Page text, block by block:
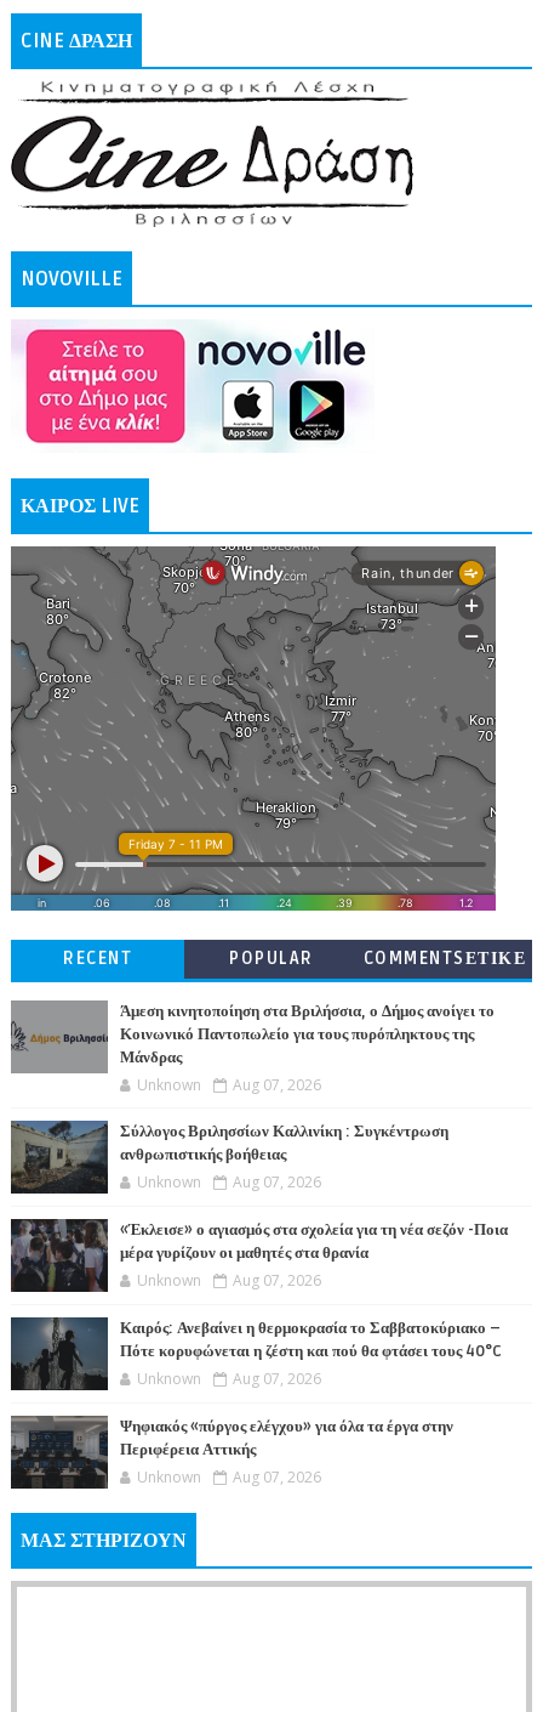
CINE ΔΡΑΣΗ
NOVOVILLE
ΚΑΙΡΟΣ LIVE
RECENT POPULAR
COMMENTSΕΤΙΚΕ
Άμεση κινητοποίηση στα Βριλήσσια, ο Δήμος ανοίγει το
Κοινωνικό Παντοπωλείο για τους πυρόπληκτους της
Μάνδρας
Unknown Aug 07, 2026
Σύλλογος Βριλησσίων Καλλινίκη : Συγκέντρωση
ανθρωπιστικής βοήθειας
Unknown Aug 07, 2026
«Έκλεισε» ο αγιασμός στα σχολεία για τη νέα σεζόν -Ποια
μέρα γυρίζουν οι μαθητές στα θρανία
Unknown Aug 07, 2026
Καιρός: Ανεβαίνει η θερμοκρασία το Σαββατοκύριακο –
Πότε κορυφώνεται η ζέστη και πού θα φτάσει τους 40°C
Unknown Aug 07, 2026
Ψηφιακός «πύργος ελέγχου» για όλα τα έργα στην
Περιφέρεια Αττικής
Unknown Aug 07, 2026
ΜΑΣ ΣΤΗΡΙΖΟΥΝ